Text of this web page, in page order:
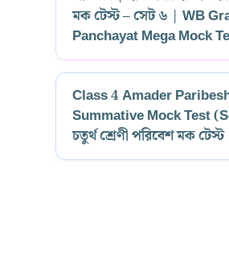
মক টেস্ট – সেট ৬ | WB
Panchayat Mega Mock
Class 4 Amader
Summative Mock Test
চতুর্থ শ্রেণী পরিবেশ মক টেস্ট